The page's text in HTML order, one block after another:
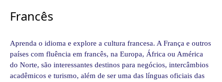
Francês
Aprenda o idioma e explore a cultura francesa. A França e outros
países com fluência em francês, na Europa, África ou América
do Norte, são interessantes destinos para negócios, intercâmbios
acadêmicos e turismo, além de ser uma das línguas oficiais das